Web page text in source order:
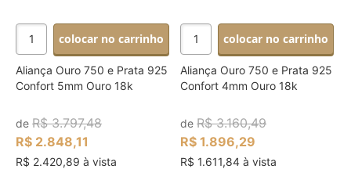
colocar no carrinho
Aliança Ouro 750 e Prata 925
Confort 5mm Ouro 18k
de R$ 3.797,48
R$ 2.848,11
R$ 2.420,89 à vista
colocar no carrinho
Aliança Ouro 750 e Prata 925
Confort 4mm Ouro 18k
deR$ 3.160,49
R$ 1.896,29
R$ 1.611,84 à vista